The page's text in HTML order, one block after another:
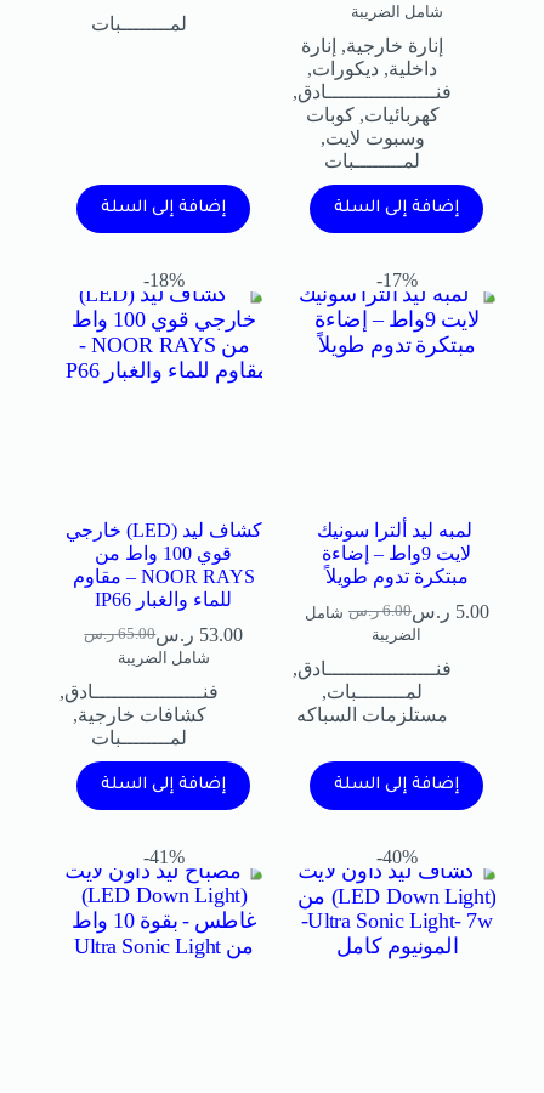
شامل الضريبة
إنارة خارجية, إنارة
داخلية, ديكورات,
فنــــــــــــــــــادق,
كهربائيات,كوبات
وسبوت لايت,
لمــــــــبات
إضافة إلى السلة
لمــــــــبات
إضافة إلى السلة
17%-
لمبه ليد ألترا سونيك
لايت 9واط – إضاءة
مبتكرة تدوم طويلاً
6.00 ر.س 5.00 ر.س
شامل
الضريبة
فنــــــــــــــــــادق,
لمــــــــبات,
مستلزمات السباكه
إضافة إلى السلة
18%-
كشاف ليد (LED) خارجي
قوي 100 واط من
NOOR RAYS – مقاوم
للماء والغبار IP66
65.00 ر.س 53.00 ر.س
شامل الضريبة
فنــــــــــــــــــادق,
كشافات خارجية,
لمــــــــبات
إضافة إلى السلة
40%-
41%-